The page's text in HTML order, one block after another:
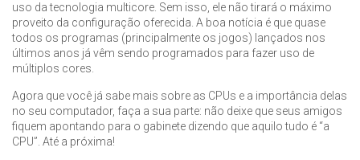
uso da tecnologia multicore. Sem isso, ele não tirará o máximo
proveito da configuração oferecida. A boa notícia é que quase
todos os programas (principalmente os jogos) lançados nos
últimos anos já vêm sendo programados para fazer uso de
múltiplos cores.
Agora que você já sabe mais sobre as CPUs e a importância delas
no seu computador, faça a sua parte: não deixe que seus amigos
fiquem apontando para o gabinete dizendo que aquilo tudo é “a
CPU”. Até a próxima!